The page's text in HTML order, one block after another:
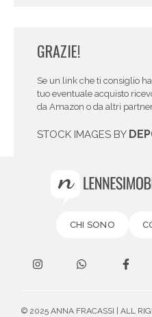
GRAZIE!
Se un link che ti consiglio
tuo eventuale acquisto
da Amazon o da altri
STOCK IMAGES BY
CHI SONO
© 2025 ANNA FRACASSI | ALL